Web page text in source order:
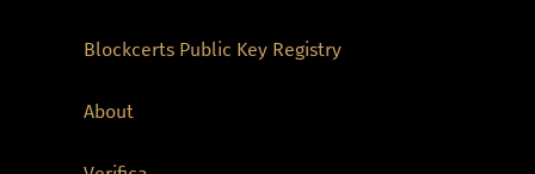
Blockcerts Public Key Registry
About